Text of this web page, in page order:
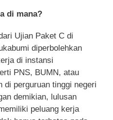
di mana?
Ujian Paket C di
diperbolehkan
di instansi
PNS, BUMN, atau
di perguruan tinggi negeri
demikian, lulusan
peluang kerja